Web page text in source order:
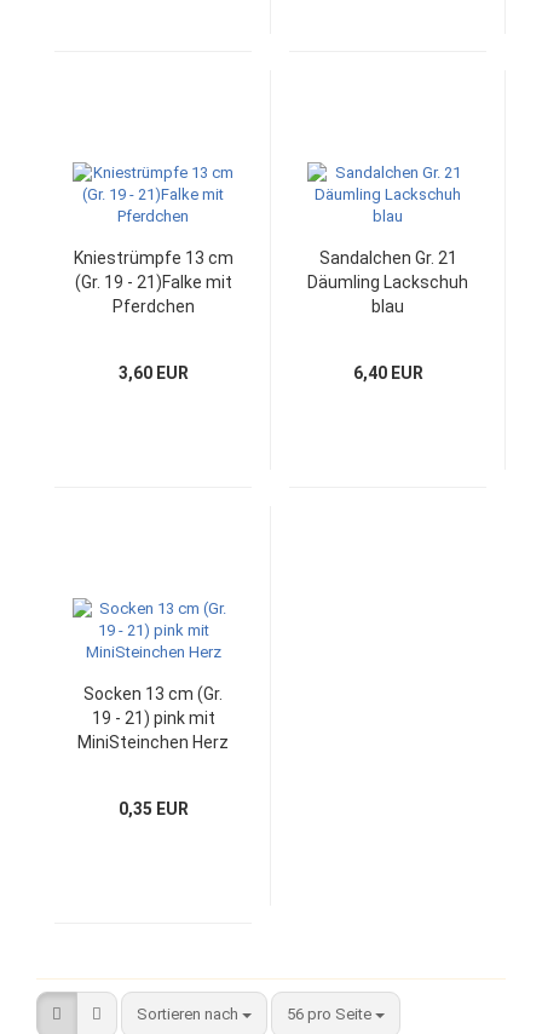
Kniestrümpfe 13 cm
(Gr. 19 - 21)Falke mit
Pferdchen
3,60 EUR
Sandalchen Gr. 21
Däumling Lackschuh
blau
6,40 EUR
Socken 13 cm (Gr.
19 - 21) pink mit
MiniSteinchen Herz
0,35 EUR
Sortieren nach
Sortieren nach 56 pro Seite
pro Seite